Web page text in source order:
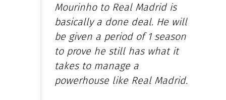
Mourinho to Real Madrid is
basically a done deal. He will
be given a period of 1 season
to prove he still has what it
takes to manage a
powerhouse like Real Madrid.